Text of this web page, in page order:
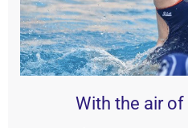
With the air